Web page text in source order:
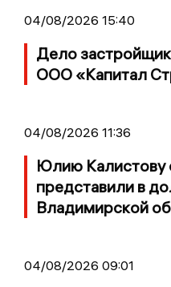
04/08/2026 15:40
Дело
ООО «Капитал
04/08/2026 11:36
Юлию Калистову
представили в
Владимирской
04/08/2026 09:01